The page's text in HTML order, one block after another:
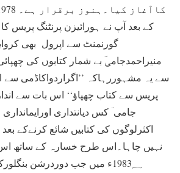
کے بعد آپ نے ہورائیزن پرنٹنگ پریس
گورنمنٹ سے اپرول بھی
منیراحمدجامیؔ بے شمار کتابوں کی
سے یہ مشہوررہاکہ ’’اگراردواکاڈمی سے
پریس سے کتاب چھپاؤ‘‘ اس بات سے
جامی ؔ کس دیانتداری
اکثرلوگوں کی کتابیں شائع کرنےکے
نہیں چاہا۔اس طرح خسارہ کے ساتھ اس
1983؁ء میں جب دوردرشن